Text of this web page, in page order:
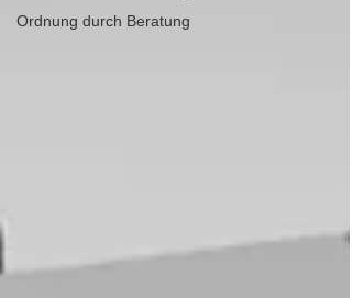
Ordnung durch Beratung